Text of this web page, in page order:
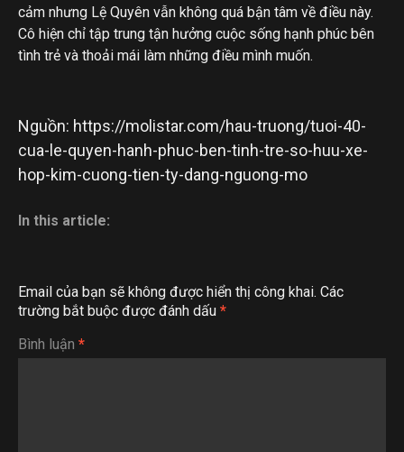
cảm nhưng Lệ Quyên vẫn không quá bận tâm về điều này.
Cô hiện chỉ tập trung tận hưởng cuộc sống hạnh phúc bên
tình trẻ và thoải mái làm những điều mình muốn.
Nguồn: https://molistar.com/hau-truong/tuoi-40-
cua-le-quyen-hanh-phuc-ben-tinh-tre-so-huu-xe-
hop-kim-cuong-tien-ty-dang-nguong-mo
In this article:
Email của bạn sẽ không được hiển thị công khai. Các
trường bắt buộc được đánh dấu *
Bình luận *